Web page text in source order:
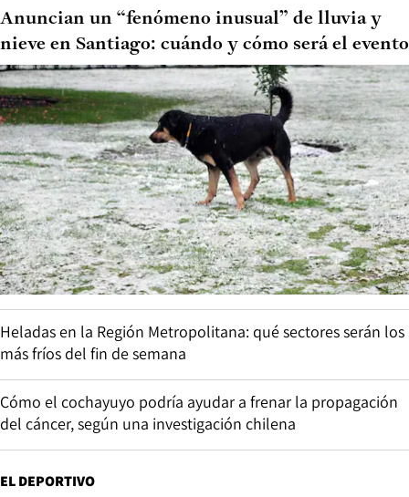
Anuncian un “fenómeno inusual” de lluvia y
nieve en Santiago: cuándo y cómo será el evento
Heladas en la Región Metropolitana: qué sectores serán los
más fríos del fin de semana
Cómo el cochayuyo podría ayudar a frenar la propagación
del cáncer, según una investigación chilena
EL DEPORTIVO